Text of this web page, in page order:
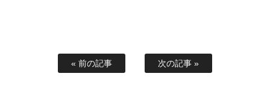
« 前の記事 次の記事 »